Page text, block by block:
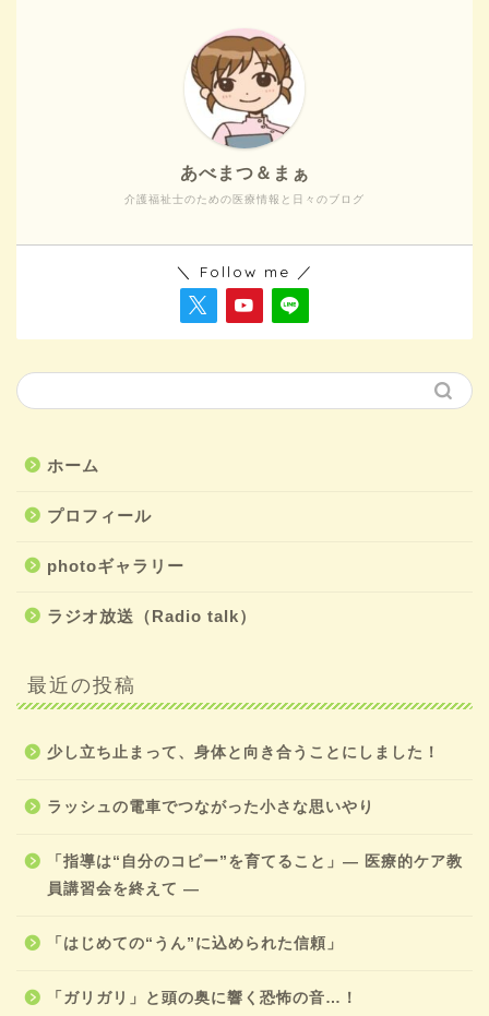
介護福祉士のための医療情報と日々のブログ
あべまつ＆まぁ
＼ Follow me ／
ホーム
プロフィール
photoギャラリー
ラジオ放送（Radio talk）
最近の投稿
少し立ち止まって、身体と向き合うことにしました！
ラッシュの電車でつながった小さな思いやり
「指導は“自分のコピー”を育てること」― 医療的ケア教
員講習会を終えて ―
「はじめての“うん”に込められた信頼」
「ガリガリ」と頭の奥に響く恐怖の音…！